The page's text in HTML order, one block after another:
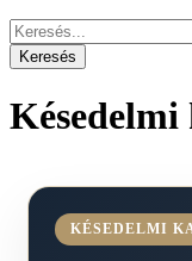
KÉSEDELMI